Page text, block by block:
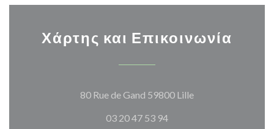
retranscrit au sein de notre Estaminet à Lille : Chez
mettant à l’honneur les spécialités du Nord, partez à la
Χάρτης και Επικοινωνία
80 Rue de Gand 59800 Lille((ανοίγει σε νέο
03 20 47 53 94